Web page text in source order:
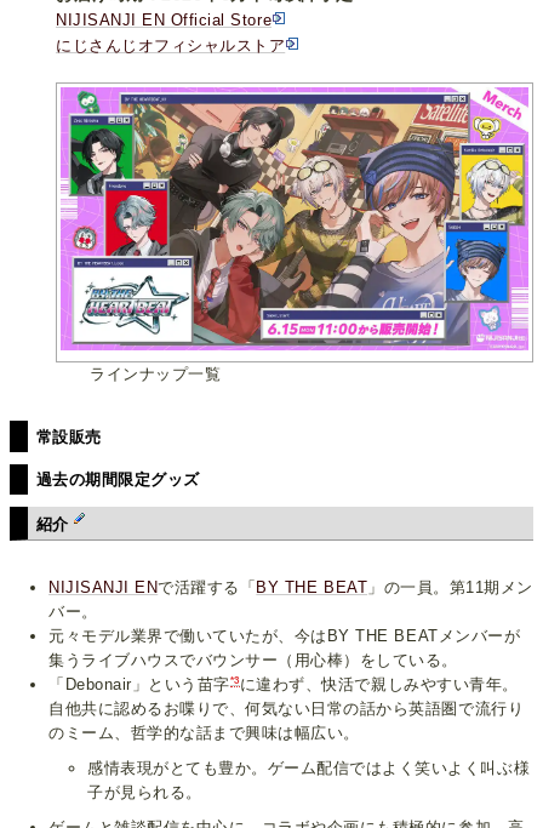
NIJISANJI EN Official Store
にじさんじオフィシャルストア
ラインナップ一覧
常設販売
過去の期間限定グッズ
紹介
NIJISANJI ENで活躍する「 BY THE BEAT 」の一員。第11期メン
バー。
元々モデル業界で働いていたが、今はBY THE BEATメンバーが
集うライブハウスでバウンサー（用心棒）をしている。
「Debonair」という苗字*3に違わず、快活で親しみやすい青年。
自他共に認めるお喋りで、何気ない日常の話から英語圏で流行り
のミーム、哲学的な話まで興味は幅広い。
感情表現がとても豊か。ゲーム配信ではよく笑いよく叫ぶ様
子が見られる。